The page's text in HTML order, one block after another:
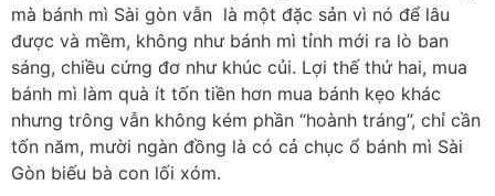
mà bánh mì Sài gòn vẫn là một đặc sản vì nó để lâu
được và mềm, không như bánh mì tỉnh mới ra lò ban
sáng, chiều cứng đơ như khúc củi. Lợi thế thứ hai, mua
bánh mì làm quà ít tốn tiền hơn mua bánh kẹo khác
nhưng trông vẫn không kém phần “hoành tráng”, chỉ cần
tốn năm, mười ngàn đồng là có cả chục ổ bánh mì Sài
Gòn biếu bà con lối xóm.